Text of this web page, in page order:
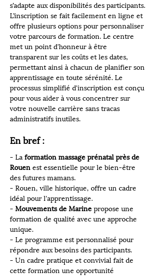
s’adapte aux disponibilités des participants.
L’inscription se fait facilement en ligne et
offre plusieurs options pour personnaliser
votre parcours de formation. Le centre
met un point d'honneur à être
transparent sur les coûts et les dates,
permettant ainsi à chacun de planifier son
apprentissage en toute sérénité. Le
processus simplifié d'inscription est conçu
pour vous aider à vous concentrer sur
votre nouvelle carrière sans tracas
administratifs inutiles.
En bref :
- La formation massage prénatal près de
Rouen est essentielle pour le bien-être
des futures mamans.
- Rouen, ville historique, offre un cadre
idéal pour l'apprentissage.
- Mouvements de Marine propose une
formation de qualité avec une approche
unique.
- Le programme est personnalisé pour
répondre aux besoins des participants.
- Un cadre pratique et convivial fait de
cette formation une opportunité